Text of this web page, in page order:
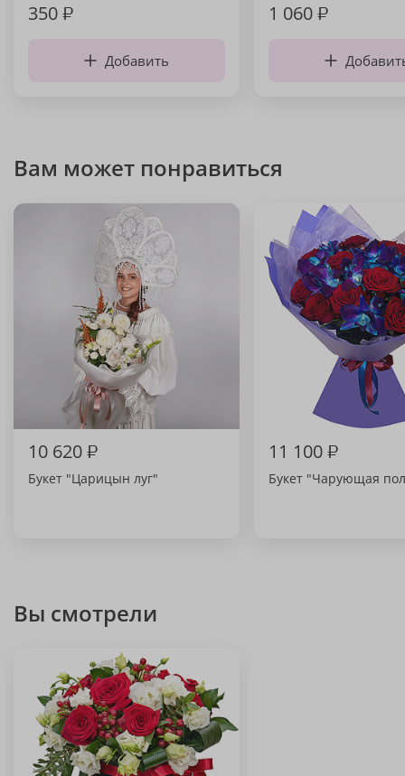
350₽
Добавить
1 060₽
Вам может понравиться
10 620₽
Букет "Царицын луг"
11 100₽
Букет "Чарующая
Вы смотрели